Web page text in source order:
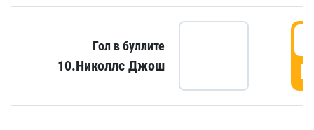
Гол в буллите
10.Николлс Джош